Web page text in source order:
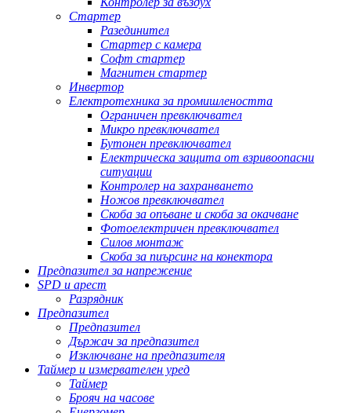
Стартер
Разединител
Стартер с камера
Софт стартер
Магнитен стартер
Инвертор
Електротехника за промишлеността
Ограничен превключвател
Микро превключвател
Бутонен превключвател
Електрическа защита от взривоопасни
ситуации
Контролер на захранването
Ножов превключвател
Скоба за опъване и скоба за окачване
Фотоелектричен превключвател
Силов монтаж
Скоба за пиърсинг на конектора
Предпазител за напрежение
SPD и арест
Разрядник
Предпазител
Предпазител
Държач за предпазител
Изключване на предпазителя
Таймер и измервателен уред
Таймер
Брояч на часове